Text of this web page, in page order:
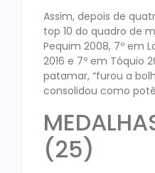
Assim, depois de
top 10 do quadro de
Pequim 2008, 7º em
2016 e 7º em Tóquio
patamar, “furou a
consolidou como
(25)